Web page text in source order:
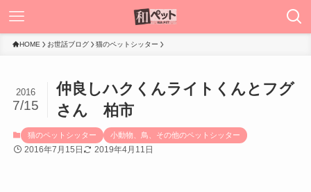
HOME お世話ブログ 猫のペットシッター
仲良しハクくんライトくんとフグ
さん 柏市
2016
7/15
猫のペットシッター 小動物、鳥、その他のペットシッター
2016年7月15日 2019年4月11日